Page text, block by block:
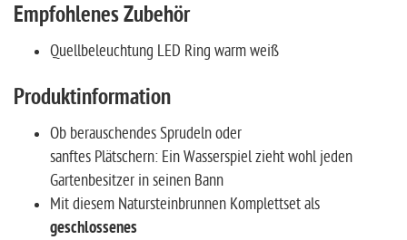
Empfohlenes Zubehör
Quellbeleuchtung LED Ring warm weiß
Produktinformation
Ob berauschendes Sprudeln oder
sanftes Plätschern: Ein Wasserspiel zieht wohl jeden
Gartenbesitzer in seinen Bann
Mit diesem Natursteinbrunnen Komplettset als
geschlossenes